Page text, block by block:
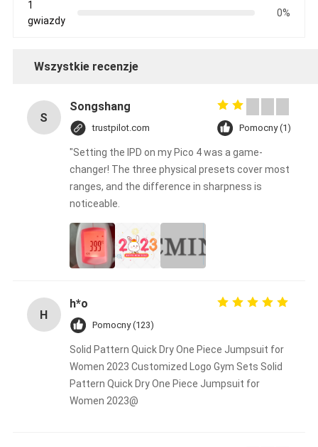
1
gwiazdy
0%
Wszystkie recenzje
S
Songshang
trustpilot.com Pomocny (1)
"Setting the IPD on my Pico 4 was a game-
changer! The three physical presets cover most
ranges, and the difference in sharpness is
noticeable.
H
h*o
Pomocny (123)
Solid Pattern Quick Dry One Piece Jumpsuit for
Women 2023 Customized Logo Gym Sets Solid
Pattern Quick Dry One Piece Jumpsuit for
Women 2023@